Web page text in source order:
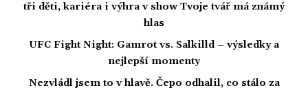
tři děti, kariéra i výhra v show Tvoje tvář má známý
hlas
UFC Fight Night: Gamrot vs. Salkilld – výsledky a
nejlepší momenty
Nezvládl jsem to v hlavě. Čepo odhalil, co stálo za